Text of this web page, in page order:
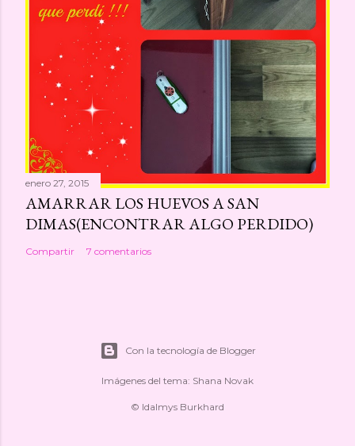
enero 27, 2015
AMARRAR LOS HUEVOS A SAN
DIMAS(ENCONTRAR ALGO PERDIDO)
Compartir 7 comentarios
Con la tecnología de Blogger
Imágenes del tema: Shana Novak
© Idalmys Burkhard